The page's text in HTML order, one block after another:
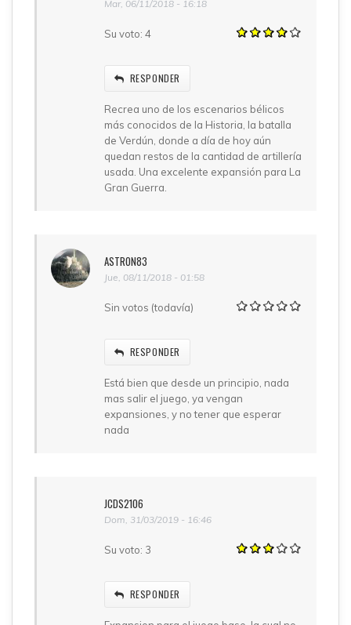
Mar, 06/11/2018 - 16:18
Su voto: 4
RESPONDER
Recrea uno de los escenarios bélicos
más conocidos de la Historia, la batalla
de Verdún, donde a día de hoy aún
quedan restos de la cantidad de artillería
usada. Una excelente expansión para La
Gran Guerra.
ASTRON83
Jue, 08/11/2018 - 01:58
Sin votos (todavía)
RESPONDER
Está bien que desde un principio, nada
mas salir el juego, ya vengan
expansiones, y no tener que esperar
nada
JCDS2106
Dom, 31/03/2019 - 16:46
Su voto: 3
RESPONDER